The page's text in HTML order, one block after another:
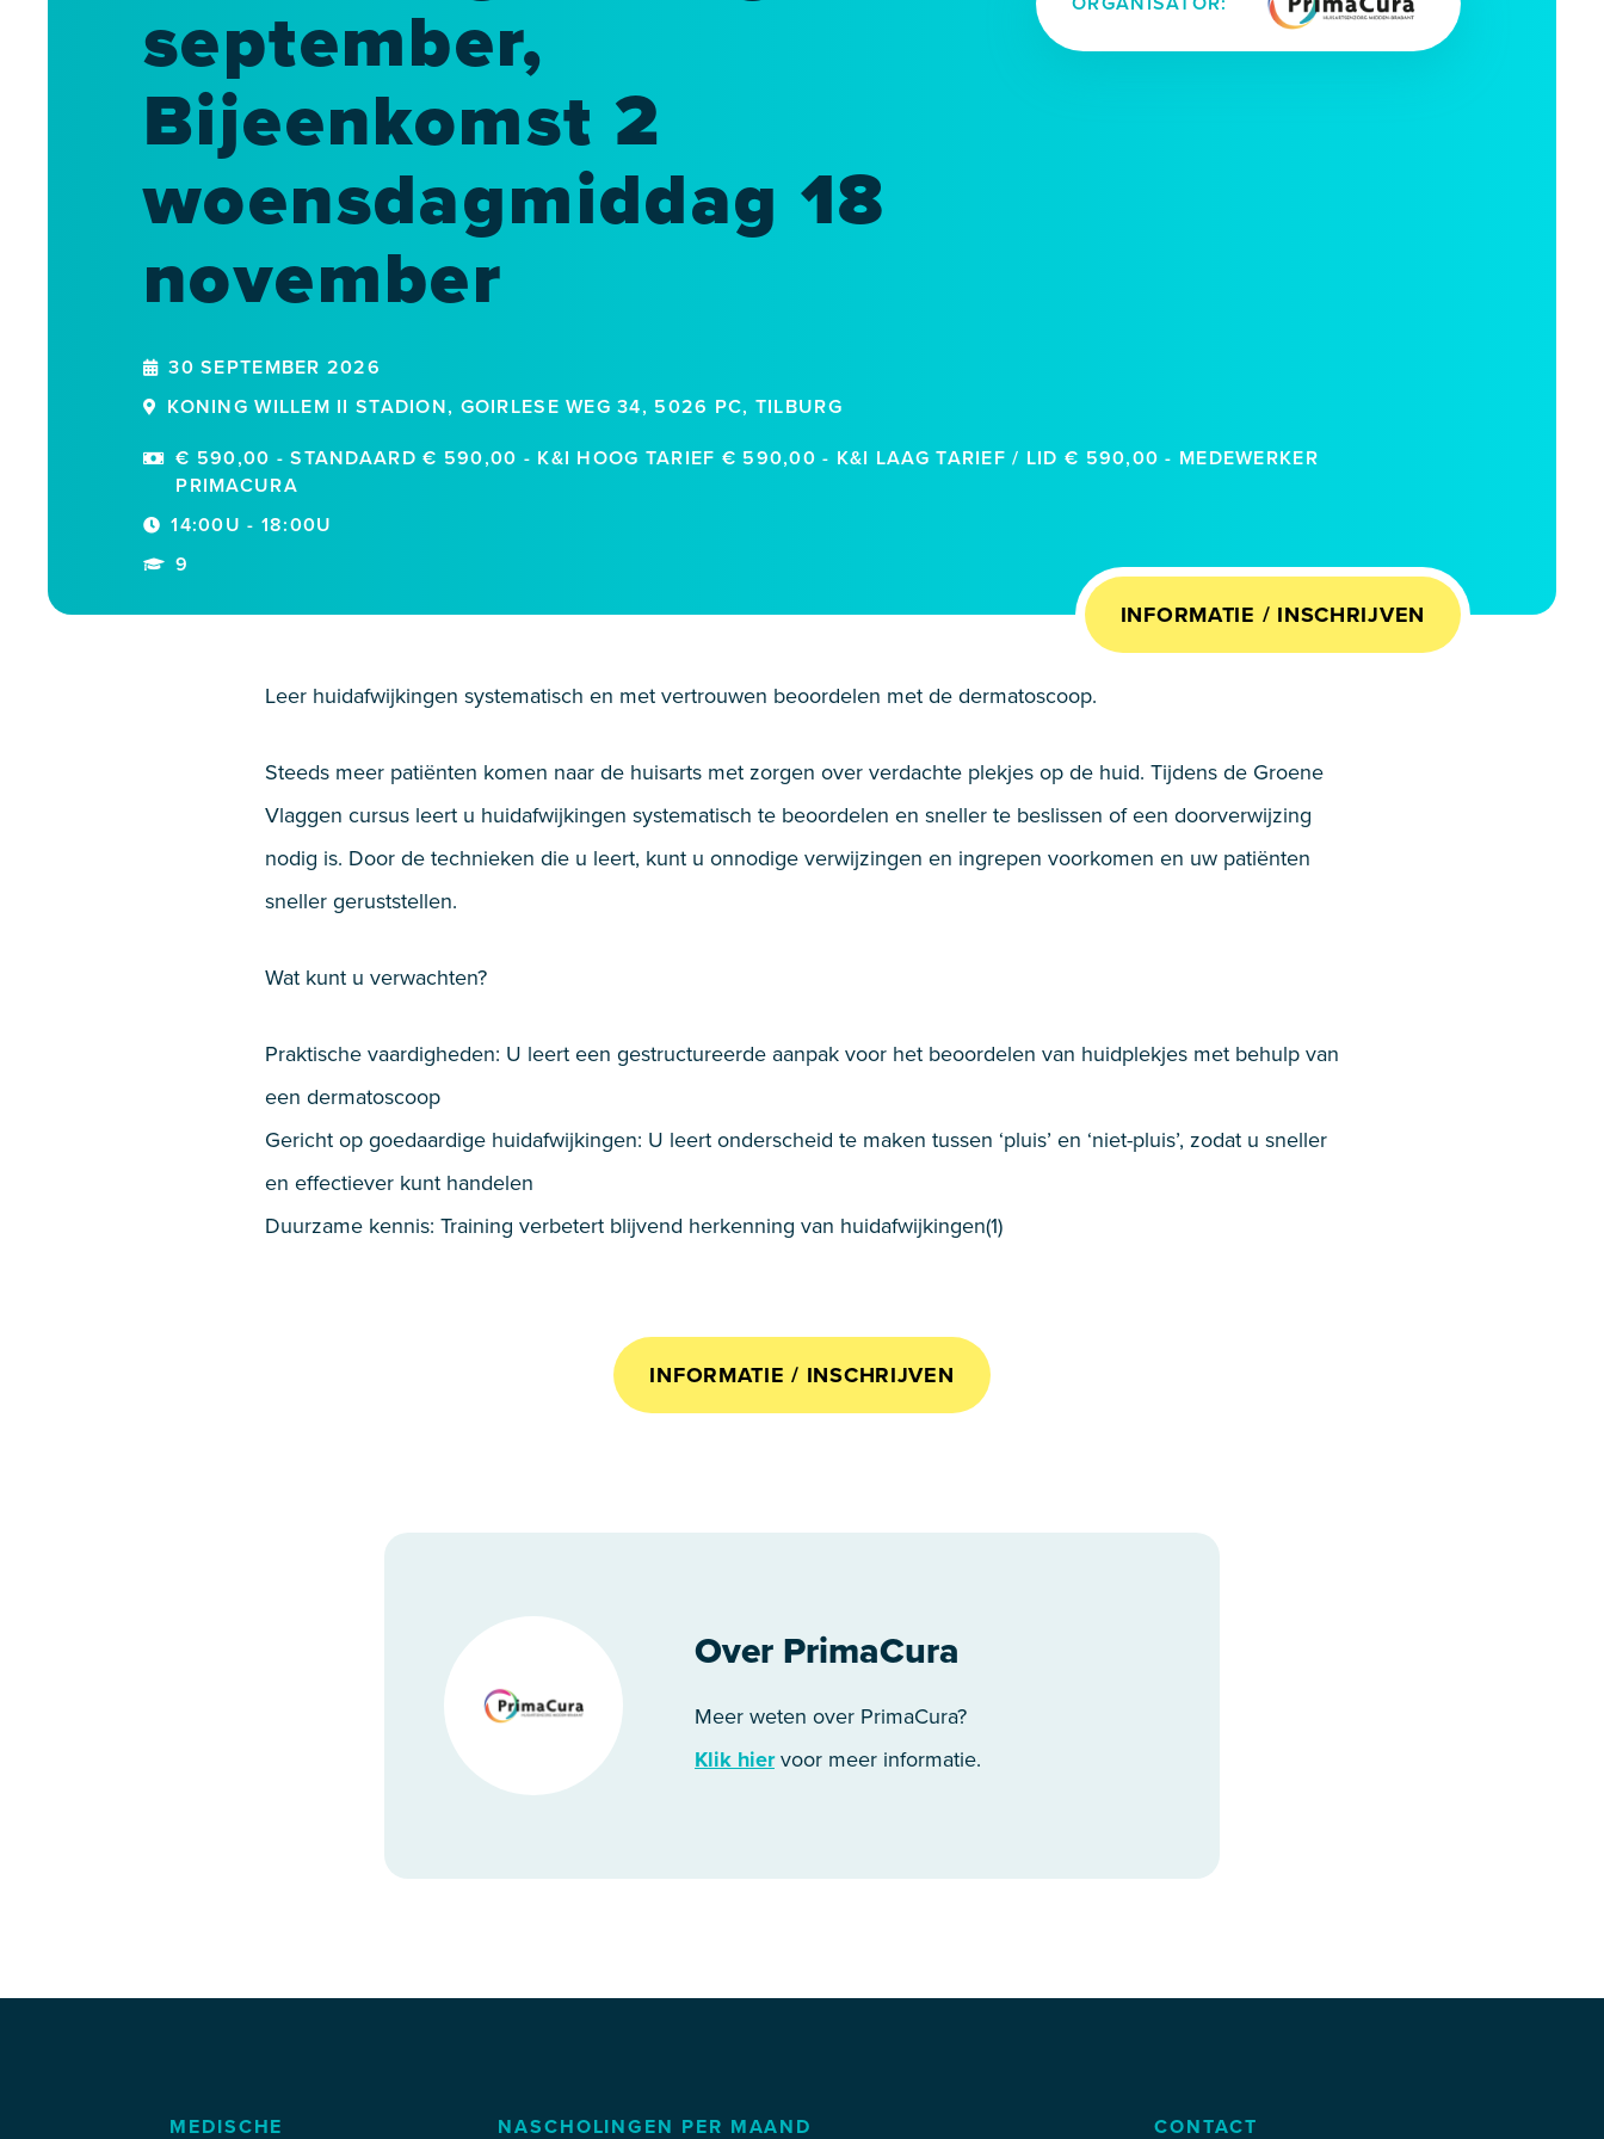
september,
Bijeenkomst 2
woensdagmiddag 18
november
30 SEPTEMBER 2026
KONING WILLEM II STADION, GOIRLESE WEG 34, 5026 PC, TILBURG
€ 590,00 - STANDAARD € 590,00 - K&I HOOG TARIEF € 590,00 - K&I LAAG TARIEF / LID € 590,00 - MEDEWERKER
PRIMACURA
14:00U - 18:00U
9
INFORMATIE / INSCHRIJVEN
Leer huidafwijkingen systematisch en met vertrouwen beoordelen met de dermatoscoop.
Steeds meer patiënten komen naar de huisarts met zorgen over verdachte plekjes op de huid. Tijdens de Groene
Vlaggen cursus leert u huidafwijkingen systematisch te beoordelen en sneller te beslissen of een doorverwijzing
nodig is. Door de technieken die u leert, kunt u onnodige verwijzingen en ingrepen voorkomen en uw patiënten
sneller geruststellen.
Wat kunt u verwachten?
Praktische vaardigheden: U leert een gestructureerde aanpak voor het beoordelen van huidplekjes met behulp van
een dermatoscoop
Gericht op goedaardige huidafwijkingen: U leert onderscheid te maken tussen ‘pluis’ en ‘niet-pluis’, zodat u sneller
en effectiever kunt handelen
Duurzame kennis: Training verbetert blijvend herkenning van huidafwijkingen(1)
INFORMATIE / INSCHRIJVEN
Over PrimaCura
Meer weten over PrimaCura?
Klik hiervoor meer informatie.
MEDISCHE
NASCHOLINGEN PER MAAND CONTACT